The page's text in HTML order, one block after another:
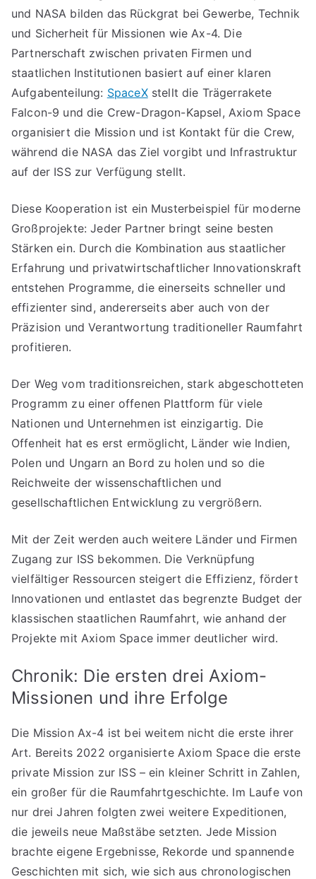
und NASA bilden das Rückgrat bei Gewerbe, Technik
und Sicherheit für Missionen wie Ax-4. Die
Partnerschaft zwischen privaten Firmen und
staatlichen Institutionen basiert auf einer klaren
Aufgabenteilung: SpaceXstellt die Trägerrakete
Falcon-9 und die Crew-Dragon-Kapsel, Axiom Space
organisiert die Mission und ist Kontakt für die Crew,
während die NASA das Ziel vorgibt und Infrastruktur
auf der ISS zur Verfügung stellt.
Diese Kooperation ist ein Musterbeispiel für moderne
Großprojekte: Jeder Partner bringt seine besten
Stärken ein. Durch die Kombination aus staatlicher
Erfahrung und privatwirtschaftlicher Innovationskraft
entstehen Programme, die einerseits schneller und
effizienter sind, andererseits aber auch von der
Präzision und Verantwortung traditioneller Raumfahrt
profitieren.
Der Weg vom traditionsreichen, stark abgeschotteten
Programm zu einer offenen Plattform für viele
Nationen und Unternehmen ist einzigartig. Die
Offenheit hat es erst ermöglicht, Länder wie Indien,
Polen und Ungarn an Bord zu holen und so die
Reichweite der wissenschaftlichen und
gesellschaftlichen Entwicklung zu vergrößern.
Mit der Zeit werden auch weitere Länder und Firmen
Zugang zur ISS bekommen. Die Verknüpfung
vielfältiger Ressourcen steigert die Effizienz, fördert
Innovationen und entlastet das begrenzte Budget der
klassischen staatlichen Raumfahrt, wie anhand der
Projekte mit Axiom Space immer deutlicher wird.
Chronik: Die ersten drei Axiom-
Missionen und ihre Erfolge
Die Mission Ax-4 ist bei weitem nicht die erste ihrer
Art. Bereits 2022 organisierte Axiom Space die erste
private Mission zur ISS – ein kleiner Schritt in Zahlen,
ein großer für die Raumfahrtgeschichte. Im Laufe von
nur drei Jahren folgten zwei weitere Expeditionen,
die jeweils neue Maßstäbe setzten. Jede Mission
brachte eigene Ergebnisse, Rekorde und spannende
Geschichten mit sich, wie sich aus chronologischen